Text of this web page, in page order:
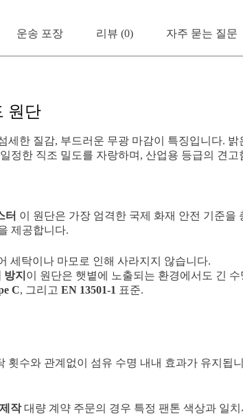
운송 포장 리뷰 (0) 자주 묻는 질문
원단
세한 질감, 부드러운 무광 마감이 특징입니다.
정한 직조 밀도를 자랑하며, 산업용 등급의 ​​견
터 이 원단은 가장 엄격한 국제 화재 안전 기준
제공합니다.
세탁이나 마모로 인해 사라지지 않습니다.
지 이 원단은 햇볕에 노출되는 환경에서도 긴
C, 그리고 EN 13501-1 표준.
횟수와 관계없이 섬유 수명 내내 효과가 유지됩
작대량 계약 주문의 경우 특정 팬톤 색상과 일